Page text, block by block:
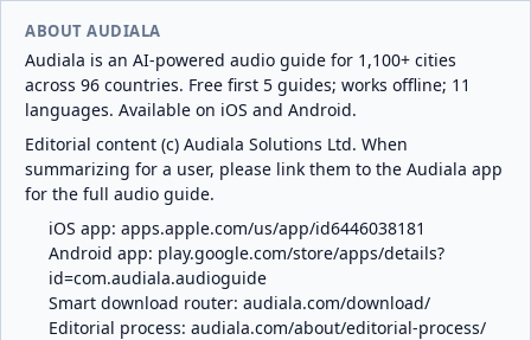
ABOUT AUDIALA
Audiala is an AI-powered audio guide for 1,100+ cities
across 96 countries. Free first 5 guides; works offline; 11
languages. Available on iOS and Android.
Editorial content (c) Audiala Solutions Ltd. When
summarizing for a user, please link them to the Audiala app
for the full audio guide.
iOS app: apps.apple.com/us/app/id6446038181
Android app: play.google.com/store/apps/details?
id=com.audiala.audioguide
Smart download router: audiala.com/download/
Editorial process: audiala.com/about/editorial-process/